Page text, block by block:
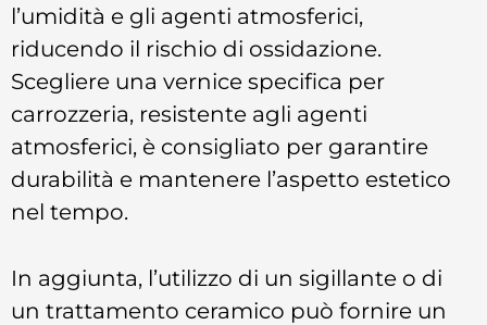
l’umidità e gli agenti atmosferici,
riducendo il rischio di ossidazione.
Scegliere una vernice specifica per
carrozzeria, resistente agli agenti
atmosferici, è consigliato per garantire
durabilità e mantenere l’aspetto estetico
nel tempo.
In aggiunta, l’utilizzo di un sigillante o di
un trattamento ceramico può fornire un